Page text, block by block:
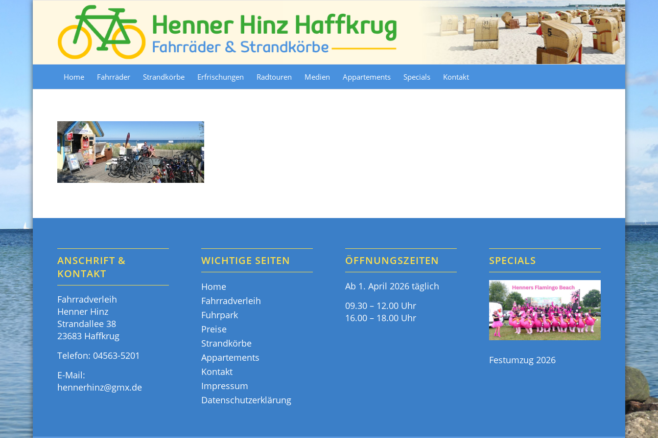
Home Fahrräder Strandkörbe Erfrischungen Radtouren Medien Appartements Specials Kontakt
ANSCHRIFT &
KONTAKT
Fahrradverleih
Henner Hinz
Strandallee 38
23683 Haffkrug
Telefon: 04563-5201
E-Mail:
hennerhinz@gmx.de
WICHTIGE SEITEN
Home
Fahrradverleih
Fuhrpark
Preise
Strandkörbe
Appartements
Kontakt
Impressum
Datenschutzerklärung
ÖFFNUNGSZEITEN
Ab 1. April 2026 täglich
09.30 – 12.00 Uhr
16.00 – 18.00 Uhr
SPECIALS
Festumzug 2026